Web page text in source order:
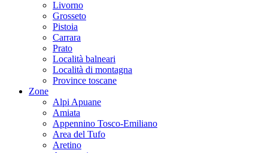
Livorno
Grosseto
Pistoia
Carrara
Prato
Località balneari
Località di montagna
Province toscane
Zone
Alpi Apuane
Amiata
Appennino Tosco-Emiliano
Area del Tufo
Aretino